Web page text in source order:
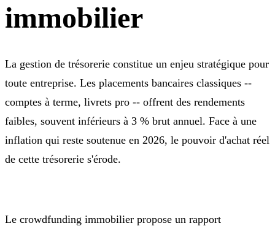
immobilier
La gestion de trésorerie constitue un enjeu stratégique pour
toute entreprise. Les placements bancaires classiques --
comptes à terme, livrets pro -- offrent des rendements
faibles, souvent inférieurs à 3 % brut annuel. Face à une
inflation qui reste soutenue en 2026, le pouvoir d'achat réel
de cette trésorerie s'érode.
Le crowdfunding immobilier propose un rapport